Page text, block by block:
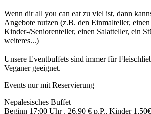
Wenn dir all you can eat zu viel ist, dann
Angebote nutzen (z.B. den Einmalteller, einen
Kinder-/Seniorenteller, einen Salatteller, ein
weiteres...)
Unsere Eventbuffets sind immer für
Veganer geeignet.
Events nur mit Reservierung
Nepalesisches Buffet
Beginn 17:00 Uhr , 26,90 € p.P., Kinder